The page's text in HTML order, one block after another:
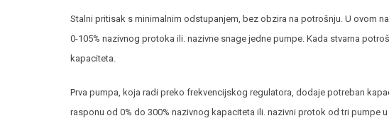
Stalni pritisak s minimalnim odstupanjem, bez obzira na potrošnju. U ovom
0-105% nazivnog protoka ili. nazivne snage jedne pumpe. Kada stvarna
kapaciteta.
Prva pumpa, koja radi preko frekvencijskog regulatora, dodaje potreban
rasponu od 0% do 300% nazivnog kapaciteta ili. nazivni protok od tri pumpe